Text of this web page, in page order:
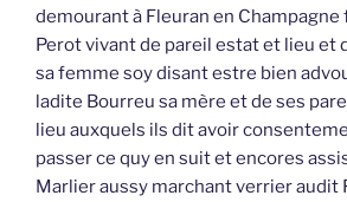
demourant à Fleuran en Champagne
Perot vivant de pareil estat et lieu et
sa femme soy disant estre bien
ladite Bourreu sa mère et de ses
lieu auxquels ils dit avoir
passer ce quy en suit et encores
Marlier aussy marchant verrier audit